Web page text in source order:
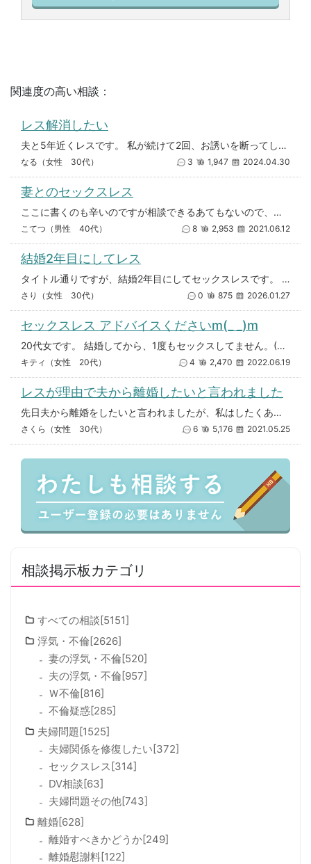
関連度の高い相談：
レス解消したい
夫と5年近くレスです。 私が続けて2回、お誘いを断ってしまい、それからお誘いがなくなってしまいました。 色々調べ、誘った
なる（女性 30代） 3 1,947 2024.04.30
妻とのセックスレス
ここに書くのも辛いのですが相談できるあてもないので、、、 私は39で妻は1つ下です。5歳の娘が居ます。 子供を妊娠し
こてつ（男性 40代） 8 2,953 2021.06.12
結婚2年目にしてレス
タイトル通りですが、結婚2年目にしてセックスレスです。 私は36歳女性、夫も同い年です。 もともと夫は性欲があまり強く
さり（女性 30代） 0 875 2026.01.27
セックスレス アドバイスくださいm(_ _)m
20代女です。 結婚してから、1度もセックスしてません。(4年ほど) 子どもはいません。 旦那には『お前とはもうできない
キティ（女性 20代） 4 2,470 2022.06.19
レスが理由で夫から離婚したいと言われました
先日夫から離婚をしたいと言われましたが、私はしたくありません。なんとか修復の道はないのか相談させて頂きたいです。 結婚
さくら（女性 30代） 6 5,176 2021.05.25
相談掲示板カテゴリ
すべての相談[5151]
浮気・不倫[2626]
妻の浮気・不倫[520]
夫の浮気・不倫[957]
Ｗ不倫[816]
不倫疑惑[285]
夫婦問題[1525]
夫婦関係を修復したい[372]
セックスレス[314]
DV相談[63]
夫婦問題その他[743]
離婚[628]
離婚すべきかどうか[249]
離婚慰謝料[122]